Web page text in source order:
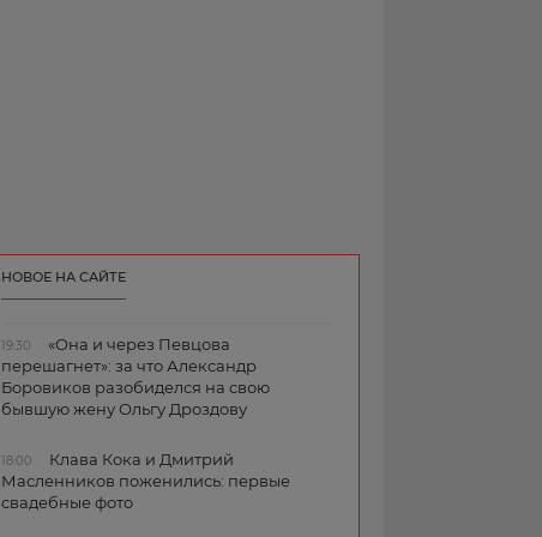
НОВОЕ НА САЙТЕ
19:30
«Она и через Певцова
перешагнет»: за что Александр
Боровиков разобиделся на свою
бывшую жену Ольгу Дроздову
18:00
Клава Кока и Дмитрий
Масленников поженились: первые
свадебные фото